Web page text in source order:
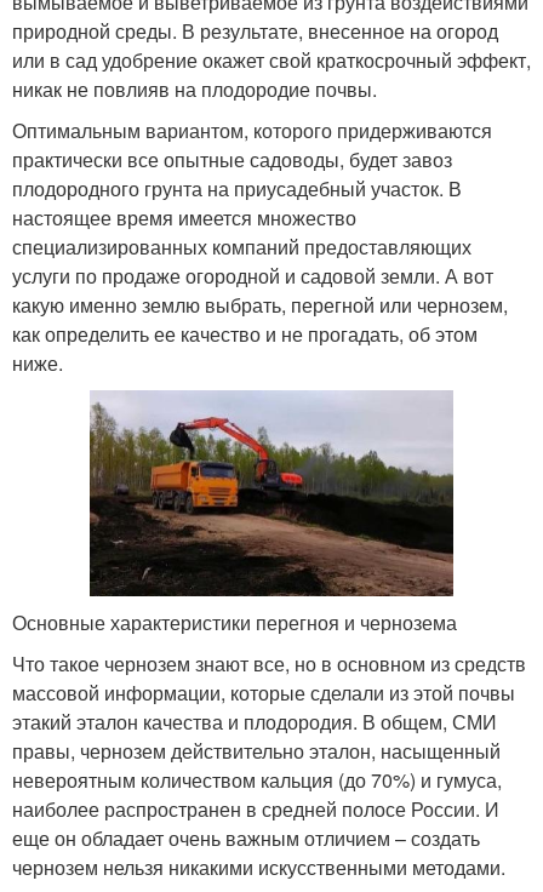
природной среды. В результате, внесенное на огород
или в сад удобрение окажет свой краткосрочный эффект,
никак не повлияв на плодородие почвы.
Оптимальным вариантом, которого придерживаются
практически все опытные садоводы, будет завоз
плодородного грунта на приусадебный участок. В
настоящее время имеется множество
специализированных компаний предоставляющих
услуги по продаже огородной и садовой земли. А вот
какую именно землю выбрать, перегной или чернозем,
как определить ее качество и не прогадать, об этом
ниже.
Основные характеристики перегноя и чернозема
Что такое чернозем знают все, но в основном из средств
массовой информации, которые сделали из этой почвы
этакий эталон качества и плодородия. В общем, СМИ
правы, чернозем действительно эталон, насыщенный
невероятным количеством кальция (до 70%) и гумуса,
наиболее распространен в средней полосе России. И
еще он обладает очень важным отличием – создать
чернозем нельзя никакими искусственными методами.